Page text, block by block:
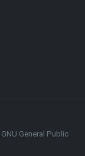
GNU General Public